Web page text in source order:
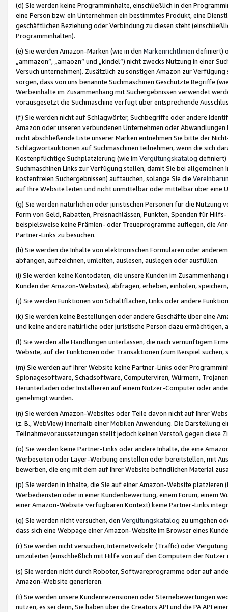
(d) Sie werden keine Programminhalte, einschließlich in den
eine Person bzw. ein Unternehmen ein bestimmtes Produkt, eine
geschäftlichen Beziehung oder Verbindung zu diesen steht
Programminhalten).
(e) Sie werden Amazon-Marken (wie in den Markenrichtlinien definiert)
„ammazon“, „amaozn“ und „kindel“) nicht zwecks Nutzung in einer
Versuch unternehmen). Zusätzlich zu sonstigen Amazon zur
sorgen, dass von uns benannte Suchmaschinen Geschützte Begriffe
Werbeinhalte im Zusammenhang mit Suchergebnissen verwendet
vorausgesetzt die Suchmaschine verfügt über entsprechende
(f) Sie werden nicht auf Schlagwörter, Suchbegriffe oder andere
Amazon oder unseren verbundenen Unternehmen oder
nicht abschließende Liste unserer Marken entnehmen Sie bitte der
Schlagwortauktionen auf Suchmaschinen teilnehmen, wenn die sich
Kostenpflichtige Suchplatzierung (wie im Vergütungskatalog definiert)
Suchmaschinen Links zur Verfügung stellen, damit Sie bei
kostenfreien Suchergebnissen) auftauchen, solange Sie die
auf Ihre Website leiten und nicht unmittelbar oder mittelbar über eine
(g) Sie werden natürlichen oder juristischen Personen für die Nutzung
Form von Geld, Rabatten, Preisnachlässen, Punkten, Spenden für
beispielsweise keine Prämien- oder Treueprogramme auflegen, die
Partner-Links zu besuchen.
(h) Sie werden die Inhalte von elektronischen Formularen oder
abfangen, aufzeichnen, umleiten, auslesen, auslegen oder ausfüllen.
(i) Sie werden keine Kontodaten, die unsere Kunden im
Kunden der Amazon-Websites), abfragen, erheben, einholen,
(j) Sie werden Funktionen von Schaltflächen, Links oder andere
(k) Sie werden keine Bestellungen oder andere Geschäfte über eine
und keine andere natürliche oder juristische Person dazu
(l) Sie werden alle Handlungen unterlassen, die nach vernünftigem
Website, auf der Funktionen oder Transaktionen (zum Beispiel
(m) Sie werden auf Ihrer Website keine Partner-Links oder
Spionagesoftware, Schadsoftware, Computerviren, Würmern,
Herunterladen oder Installieren auf einem Nutzer-Computer oder
genehmigt wurden.
(n) Sie werden Amazon-Websites oder Teile davon nicht auf Ihrer
(z. B., WebView) innerhalb einer Mobilen Anwendung. Die Darstellung
Teilnahmevoraussetzungen stellt jedoch keinen Verstoß gegen diese
(o) Sie werden keine Partner-Links oder andere Inhalte, die eine
Werbeseiten oder Layer-Werbung einstellen oder bereitstellen, mit
bewerben, die eng mit dem auf Ihrer Website befindlichen Material
(p) Sie werden in Inhalte, die Sie auf einer Amazon-Website
Werbediensten oder in einer Kundenbewertung, einem Forum, einem
einer Amazon-Website verfügbaren Kontext) keine Partner-Links
(q) Sie werden nicht versuchen, den Vergütungskatalog zu umgehen
dass sich eine Webpage einer Amazon-Website im Browser eines
(r) Sie werden nicht versuchen, Internetverkehr (Traffic) oder
umzuleiten (einschließlich mit Hilfe von auf den Computern der
(s) Sie werden nicht durch Roboter, Softwareprogramme oder auf
Amazon-Website generieren.
(t) Sie werden unsere Kundenrezensionen oder Sternebewertungen
nutzen, es sei denn, Sie haben über die Creators API und die PA API